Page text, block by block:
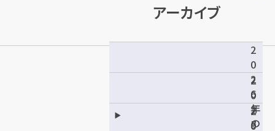
アーカイブ
2
0
2
6
年
の
2
0
2
5
2
0